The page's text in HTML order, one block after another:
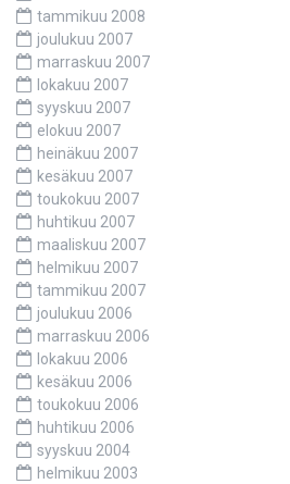
tammikuu 2008
joulukuu 2007
marraskuu 2007
lokakuu 2007
syyskuu 2007
elokuu 2007
heinäkuu 2007
kesäkuu 2007
toukokuu 2007
huhtikuu 2007
maaliskuu 2007
helmikuu 2007
tammikuu 2007
joulukuu 2006
marraskuu 2006
lokakuu 2006
kesäkuu 2006
toukokuu 2006
huhtikuu 2006
syyskuu 2004
helmikuu 2003